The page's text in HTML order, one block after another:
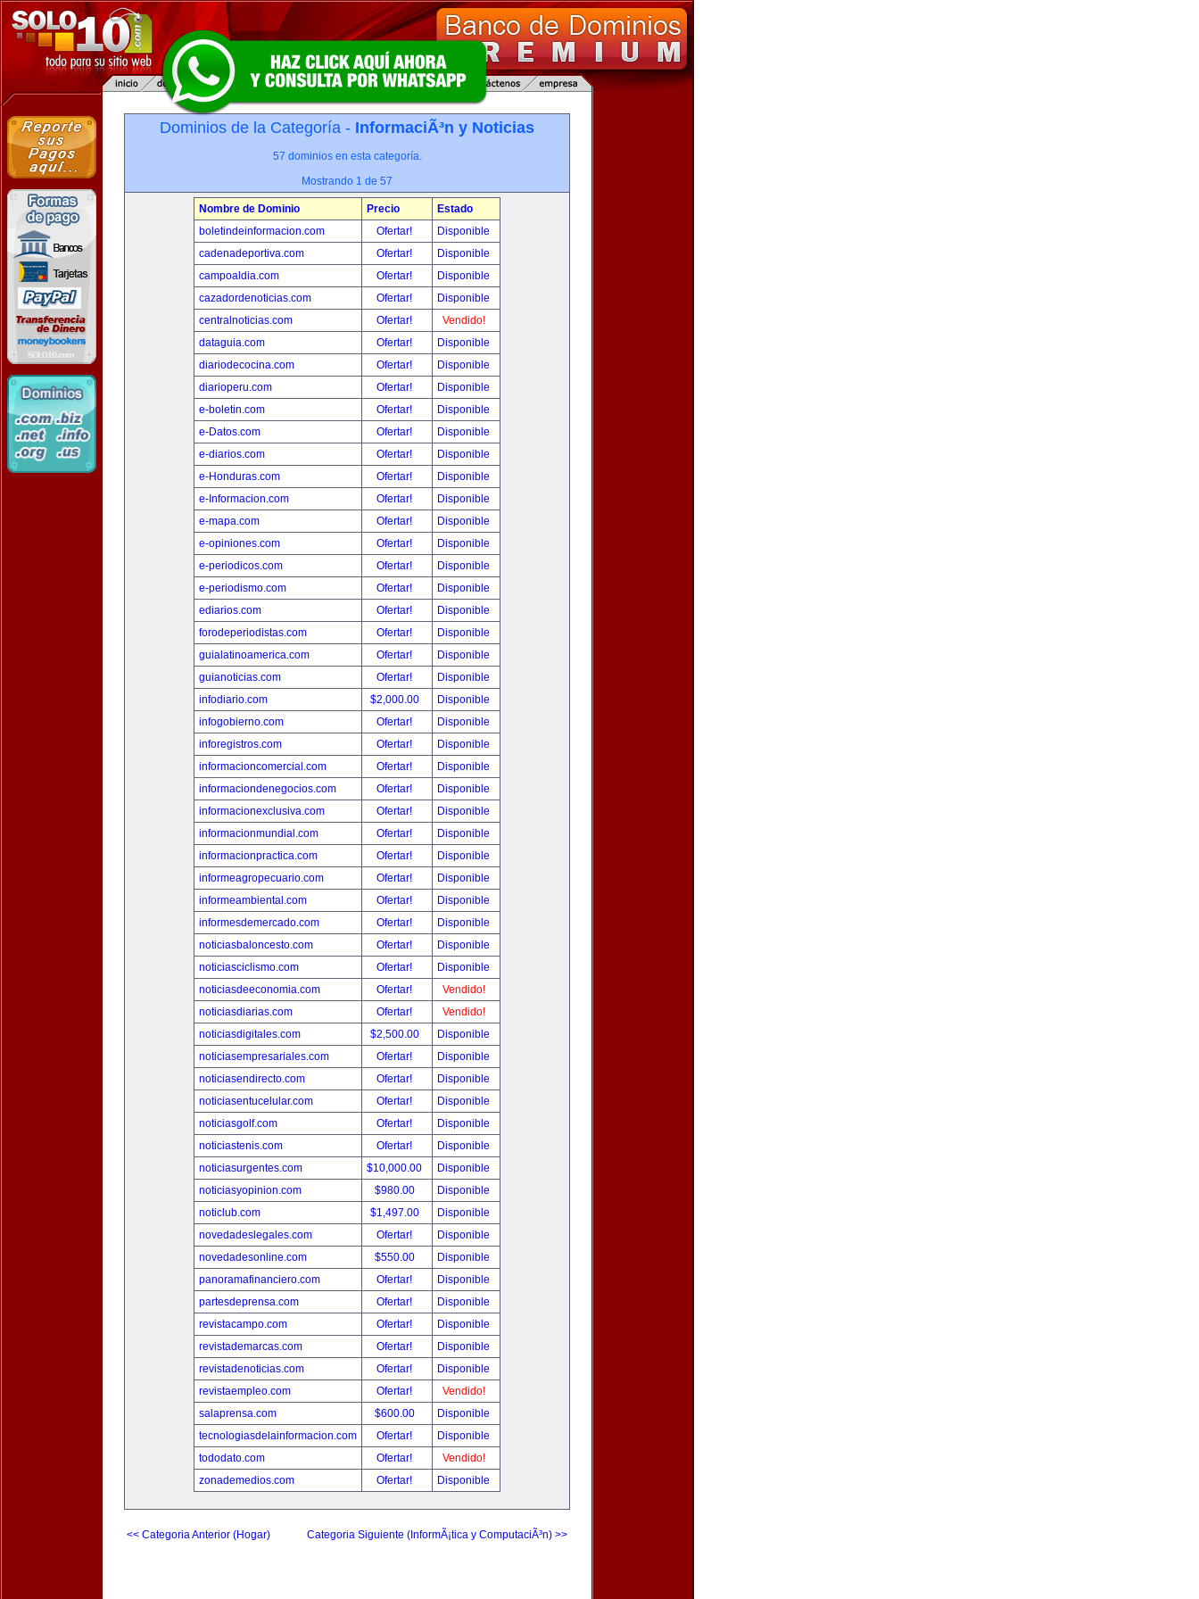
Dominios de la Categoría - InformaciÃ³n y Noticias
57 dominios en esta categoría.
Mostrando 1 de 57
Nombre de Dominio Precio
Estado
boletindeinformacion.com
Ofertar!
Disponible
cadenadeportiva.com
Ofertar!
Disponible
campoaldia.com
Ofertar!
Disponible
cazadordenoticias.com
Ofertar!
Disponible
centralnoticias.com
Ofertar!
Vendido!
dataguia.com
Ofertar!
Disponible
diariodecocina.com
Ofertar!
Disponible
diarioperu.com
Ofertar!
Disponible
e-boletin.com
Ofertar!
Disponible
e-Datos.com
Ofertar!
Disponible
e-diarios.com
Ofertar!
Disponible
e-Honduras.com
Ofertar!
Disponible
e-Informacion.com
Ofertar!
Disponible
e-mapa.com
Ofertar!
Disponible
e-opiniones.com
Ofertar!
Disponible
e-periodicos.com
Ofertar!
Disponible
e-periodismo.com
Ofertar!
Disponible
ediarios.com
Ofertar!
Disponible
forodeperiodistas.com
Ofertar!
Disponible
guialatinoamerica.com
Ofertar!
Disponible
guianoticias.com
Ofertar!
Disponible
infodiario.com
$2,000.00
Disponible
infogobierno.com
Ofertar!
Disponible
inforegistros.com
Ofertar!
Disponible
informacioncomercial.com
Ofertar!
Disponible
informaciondenegocios.com
Ofertar!
Disponible
informacionexclusiva.com
Ofertar!
Disponible
informacionmundial.com
Ofertar!
Disponible
informacionpractica.com
Ofertar!
Disponible
informeagropecuario.com
Ofertar!
Disponible
informeambiental.com
Ofertar!
Disponible
informesdemercado.com
Ofertar!
Disponible
noticiasbaloncesto.com
Ofertar!
Disponible
noticiasciclismo.com
Ofertar!
Disponible
noticiasdeeconomia.com
Ofertar!
Vendido!
noticiasdiarias.com
Ofertar!
Vendido!
noticiasdigitales.com
$2,500.00
Disponible
noticiasempresariales.com
Ofertar!
Disponible
noticiasendirecto.com
Ofertar!
Disponible
noticiasentucelular.com
Ofertar!
Disponible
noticiasgolf.com
Ofertar!
Disponible
noticiastenis.com
Ofertar!
Disponible
noticiasurgentes.com
$10,000.00
Disponible
noticiasyopinion.com
$980.00
Disponible
noticlub.com
$1,497.00
Disponible
novedadeslegales.com
Ofertar!
Disponible
novedadesonline.com
$550.00
Disponible
panoramafinanciero.com
Ofertar!
Disponible
partesdeprensa.com
Ofertar!
Disponible
revistacampo.com
Ofertar!
Disponible
revistademarcas.com
Ofertar!
Disponible
revistadenoticias.com
Ofertar!
Disponible
revistaempleo.com
Ofertar!
Vendido!
salaprensa.com
$600.00
Disponible
tecnologiasdelainformacion.com
Ofertar!
Disponible
tododato.com
Ofertar!
Vendido!
zonademedios.com
Ofertar! Disponible
<< Categoria Anterior (Hogar) Categoria Siguiente (InformÃ¡tica y ComputaciÃ³n) >>